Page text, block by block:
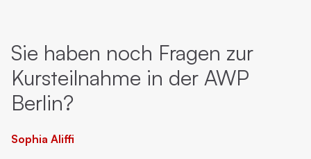
Sie haben noch Fragen zur
Kursteilnahme in der AWP
Berlin?
Sophia Aliffi